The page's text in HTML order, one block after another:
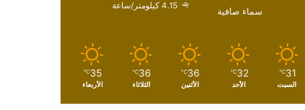
سماء صافية
4.15 كيلومتر/ساعة
31
℃
السبت
32
℃
الأحد
36
℃
الأثنين
36
℃
الثلاثاء
35
℃
الأربعاء